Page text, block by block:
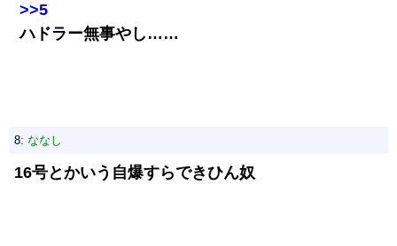
>>5
ハドラー無事やし……
8: ななし
16号とかいう自爆すらできひん奴